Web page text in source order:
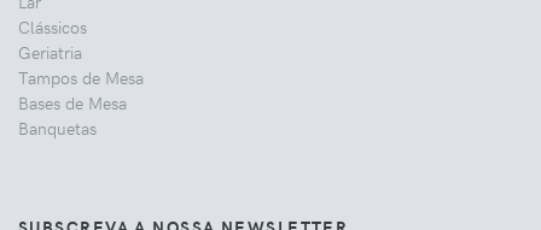
Clássicos
Geriatria
Tampos de Mesa
Bases de Mesa
Banquetas